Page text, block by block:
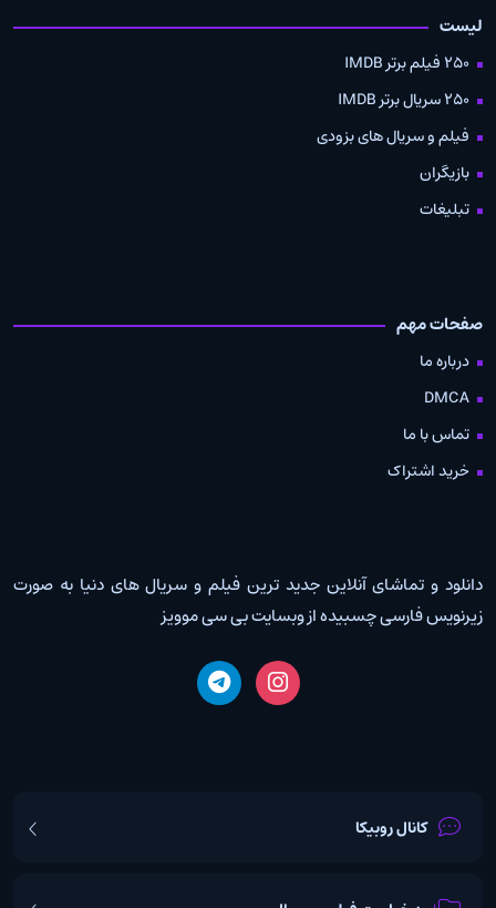
لیست
250 فیلم برتر IMDB
250 سریال برتر IMDB
فیلم و سریال های بزودی
بازیگران
تبلیغات
صفحات مهم
درباره ما
DMCA
تماس با ما
خرید اشتراک
دانلود و تماشای آنلاین جدید ترین فیلم و سریال های دنیا به صورت
زیرنویس فارسی چسبیده از وبسایت بی سی موویز
کانال روبیکا